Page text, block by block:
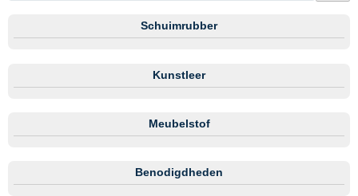
Schuimrubber
Kunstleer
Meubelstof
Benodigdheden